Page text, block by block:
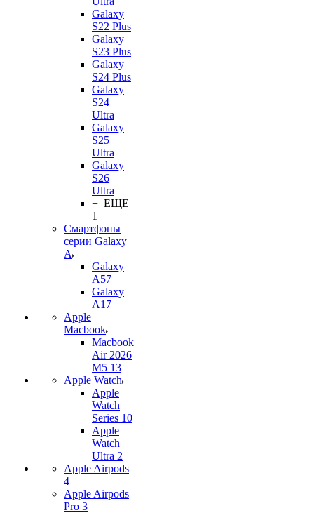
Galaxy
S22 Plus
Galaxy
S23 Plus
Galaxy
S24 Plus
Galaxy
S24
Ultra
Galaxy
S25
Ultra
Galaxy
S26
Ultra
+ ЕЩЕ
1
Смартфоны
серии Galaxy
A
Galaxy
A57
Galaxy
A17
Apple
Macbook
Macbook
Air 2026
M5 13
Apple Watch
Apple
Watch
Series 10
Apple
Watch
Ultra 2
Apple Airpods
4
Apple Airpods
Pro 3